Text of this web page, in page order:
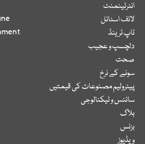
انٹرٹینمنٹ
لائف اسٹائل
ٹاپ ٹرینڈ
دلچسپ و عجیب
صحت
سونے کے نرخ
پیٹرولیم مصنوعات کی قیمتیں
سائنس و ٹیکنالوجی
بلاگ
بزنس
ویڈیوز